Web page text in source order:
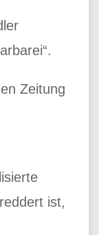
Zeitung
ist,